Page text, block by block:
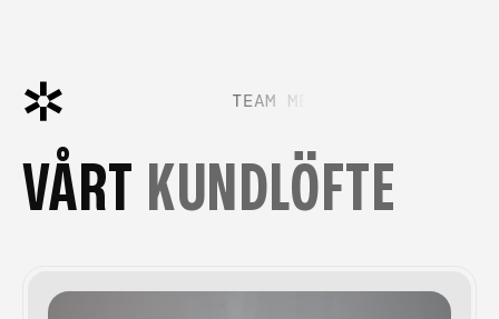
— TEAM MEMBERS —
VÅRT KUNDLÖFTE